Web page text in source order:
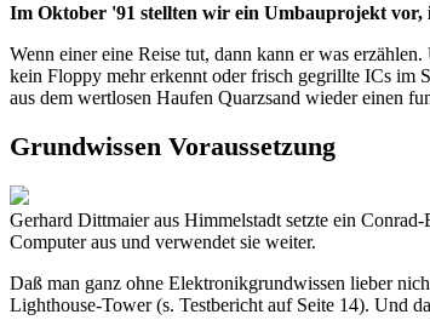
Im Oktober '91 stellten wir ein Umbauprojekt vor,
Wenn einer eine Reise tut, dann kann er was
kein Floppy mehr erkennt oder frisch gegrillte ICs im
aus dem wertlosen Haufen Quarzsand wieder einen
Grundwissen Voraussetzung
Gerhard Dittmaier aus Himmelstadt setzte ein
Computer aus und verwendet sie weiter.
Daß man ganz ohne Elektronikgrundwissen lieber
Lighthouse-Tower (s. Testbericht auf Seite 14). Und